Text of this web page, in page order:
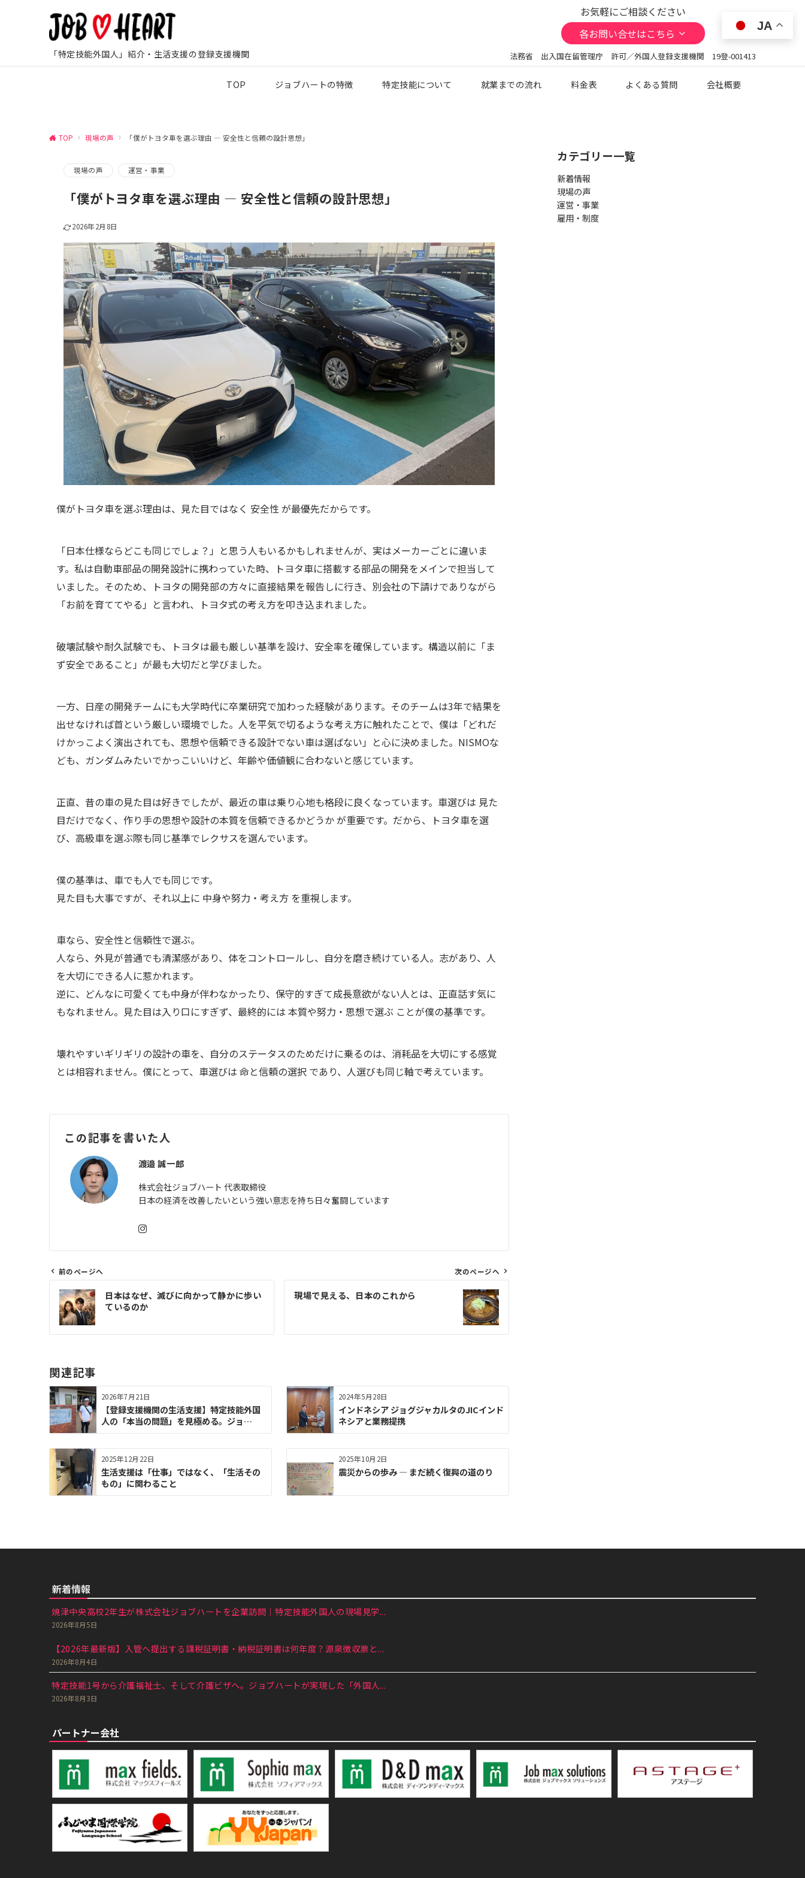
「特定技能外国人」紹介・生活支援の登録支援機関
お気軽にご相談ください
各お問い合せはこちら
法務省 出入国在留管理庁 許可／外国人登録支援機関 19登-001413
TOP ジョブハートの特徴 特定技能について 就業までの流れ 料金表 よくある質問 会社概要
TOP 現場の声 「僕がトヨタ車を選ぶ理由 ― 安全性と信頼の設計思想」
現場の声 運営・事業
「僕がトヨタ車を選ぶ理由 ― 安全性と信頼の設計思想」
2026年2月8日
僕がトヨタ車を選ぶ理由は、見た目ではなく 安全性 が最優先だからです。
「日本仕様ならどこも同じでしょ？」と思う人もいるかもしれませんが、実はメーカーごとに違いま
す。私は自動車部品の開発設計に携わっていた時、トヨタ車に搭載する部品の開発をメインで担当して
いました。そのため、トヨタの開発部の方々に直接結果を報告しに行き、別会社の下請けでありながら
「お前を育ててやる」と言われ、トヨタ式の考え方を叩き込まれました。
破壊試験や耐久試験でも、トヨタは最も厳しい基準を設け、安全率を確保しています。構造以前に「ま
ず安全であること」が最も大切だと学びました。
一方、日産の開発チームにも大学時代に卒業研究で加わった経験があります。そのチームは3年で結果を
出せなければ首という厳しい環境でした。人を平気で切るような考え方に触れたことで、僕は「どれだ
けかっこよく演出されても、思想や信頼できる設計でない車は選ばない」と心に決めました。NISMOな
ども、ガンダムみたいでかっこいいけど、年齢や価値観に合わないと感じています。
正直、昔の車の見た目は好きでしたが、最近の車は乗り心地も格段に良くなっています。車選びは 見た
目だけでなく、作り手の思想や設計の本質を信頼できるかどうか が重要です。だから、トヨタ車を選
び、高級車を選ぶ際も同じ基準でレクサスを選んでいます。
僕の基準は、車でも人でも同じです。
見た目も大事ですが、それ以上に 中身や努力・考え方 を重視します。
車なら、安全性と信頼性で選ぶ。
人なら、外見が普通でも清潔感があり、体をコントロールし、自分を磨き続けている人。志があり、人
を大切にできる人に惹かれます。
逆に、どんなに可愛くても中身が伴わなかったり、保守的すぎて成長意欲がない人とは、正直話す気に
もなれません。見た目は入り口にすぎず、最終的には 本質や努力・思想で選ぶ ことが僕の基準です。
壊れやすいギリギリの設計の車を、自分のステータスのためだけに乗るのは、消耗品を大切にする感覚
とは相容れません。僕にとって、車選びは 命と信頼の選択 であり、人選びも同じ軸で考えています。
この記事を書いた人
渡邉 誠一郎
株式会社ジョブハート 代表取締役
日本の経済を改善したいという強い意志を持ち日々奮闘しています
ビ
シ
ョ
ン
前のページへ
日本はなぜ、滅びに向かって静かに歩い
ているのか
次のページへ
現場で見える、日本のこれから
関連記事
2026年7月21日
【登録支援機関の生活支援】特定技能外国
人の「本当の問題」を見極める。ジョ…
2024年5月28日
インドネシア ジョグジャカルタのJICインド
ネシアと業務提携
2025年12月22日
生活支援は「仕事」ではなく、「生活その
もの」に関わること
2025年10月2日
震災からの歩み ― まだ続く復興の道のり
カテゴリー一覧
新着情報
現場の声
運営・事業
雇用・制度
新着情報
焼津中央高校2年生が株式会社ジョブハートを企業訪問｜特定技能外国人の現場見学...
2026年8月5日
【2026年最新版】入管へ提出する課税証明書・納税証明書は何年度？源泉徴収票と...
2026年8月4日
特定技能1号から介護福祉士、そして介護ビザへ。ジョブハートが実現した「外国人...
2026年8月3日
パートナー会社
JA